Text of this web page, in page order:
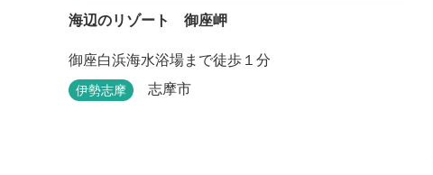
海辺のリゾート 御座岬
御座白浜海水浴場まで徒歩１分
伊勢志摩 志摩市